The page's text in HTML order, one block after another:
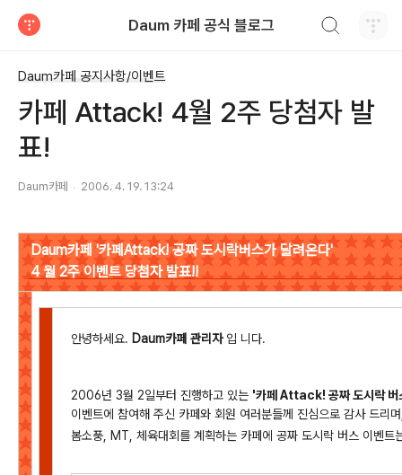
Daum 카페 공식 블로그
Daum카페 공지사항/이벤트
카페 Attack! 4월 2주 당첨자 발
표!
Daum카페 2006. 4. 19. 13:24
Daum카페 '카페Attack! 공짜 도시락버스가 달려온다'
4 월 2주 이벤트 당첨자 발표!!
안녕하세요. Daum카페 관리자입 니다.
2006년 3월 2일부터 진행하고 있는 '카페 Attack! 공짜 도시락 버
이벤트에 참여해 주신 카페와 회원 여러분들께 진심으로 감사 드리
봄소풍, MT, 체육대회를 계획하는 카페에 공짜 도시락 버스 이벤